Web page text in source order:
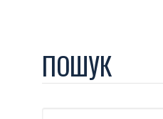
ПОШУК